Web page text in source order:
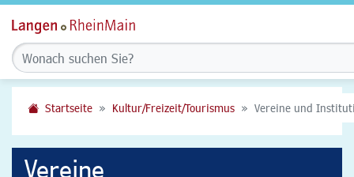
Startseite Kultur/Freizeit/Tourismus Vereine und
Vereine